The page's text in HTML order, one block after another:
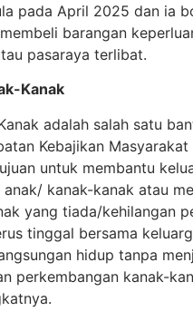
pada April 2025 dan ia
barangan
pasaraya terlibat.
Kanak
adalah salah satu
Kebajikan Masyarakat
untuk membantu
kanak-kanak atau
yang tiada/kehilangan
tinggal bersama
hidup tanpa
perkembangan kanak-